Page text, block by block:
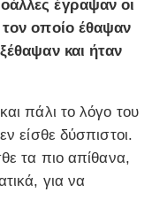
έγραψαν οι
τον οποίο έθαψαν
και ήταν
πάλι το λόγο του
είσθε δύσπιστοι.
τα πιο απίθανα,
για να